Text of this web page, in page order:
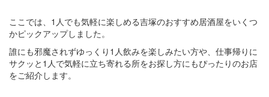
ここでは、1人でも気軽に楽しめる吉塚のおすすめ居酒屋をいくつ
かピックアップしました。
誰にも邪魔されずゆっくり1人飲みを楽しみたい方や、仕事帰りに
サクッと1人で気軽に立ち寄れる所をお探し方にもぴったりのお店
をご紹介します。